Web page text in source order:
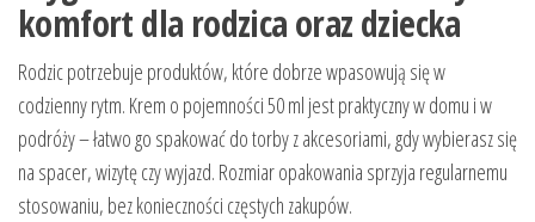
komfort dla rodzica oraz dziecka
Rodzic potrzebuje produktów, które dobrze wpasowują się w
codzienny rytm. Krem o pojemności 50 ml jest praktyczny w domu i w
podróży – łatwo go spakować do torby z akcesoriami, gdy wybierasz się
na spacer, wizytę czy wyjazd. Rozmiar opakowania sprzyja regularnemu
stosowaniu, bez konieczności częstych zakupów.